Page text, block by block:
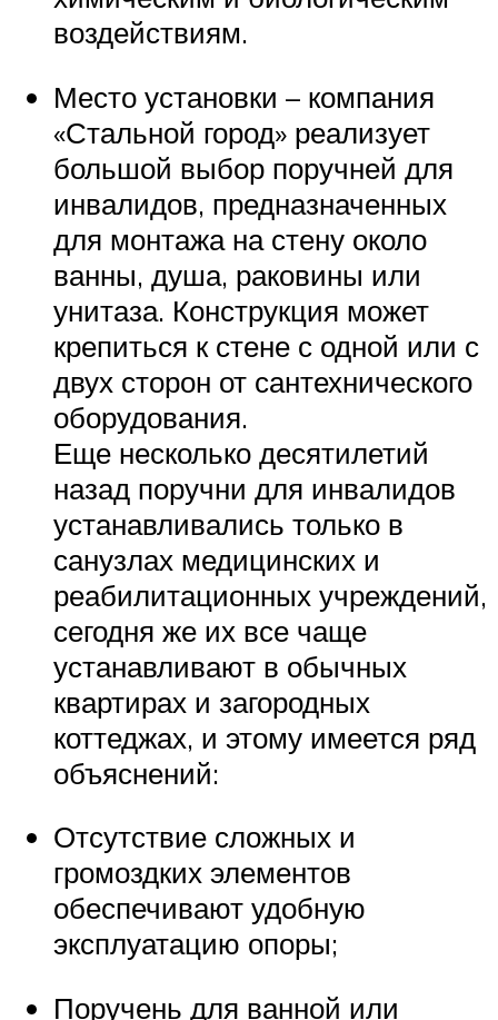
воздействиям.
Место установки – компания
«Стальной город» реализует
большой выбор поручней для
инвалидов, предназначенных
для монтажа на стену около
ванны, душа, раковины или
унитаза. Конструкция может
крепиться к стене с одной или с
двух сторон от сантехнического
оборудования.
Еще несколько десятилетий
назад поручни для инвалидов
устанавливались только в
санузлах медицинских и
реабилитационных учреждений,
сегодня же их все чаще
устанавливают в обычных
квартирах и загородных
коттеджах, и этому имеется ряд
объяснений:
Отсутствие сложных и
громоздких элементов
обеспечивают удобную
эксплуатацию опоры;
Поручень для ванной или